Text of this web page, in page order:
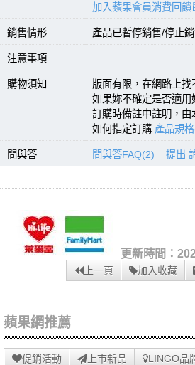
加入蘋果會員消費回饋
銷售情形 產品已暫停銷售/停止
注意事項
購物須知 版面有限，在網路上
如果妳不確定是否適
訂購時備註中註明，由
如何指定訂購 產品規
問與答 問與答FAQ(2) 提出
更新時間：
上一頁 加入收藏
蘋果網推薦
促銷活動 上市新品
LINGO品